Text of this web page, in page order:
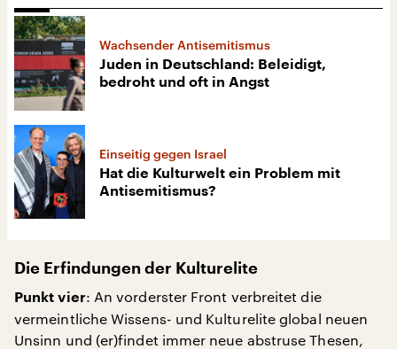
Wachsender Antisemitismus
Juden in Deutschland: Beleidigt,
bedroht und oft in Angst
Einseitig gegen Israel
Hat die Kulturwelt ein Problem mit
Antisemitismus?
Die Erfindungen der Kulturelite
Punkt vier: An vorderster Front verbreitet die
vermeintliche Wissens- und Kulturelite global neuen
Unsinn und (er)findet immer neue abstruse Thesen,